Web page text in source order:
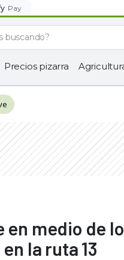
Pay
Precios pizarra
medio de
la ruta 13